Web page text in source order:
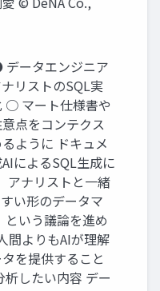
ータエンジニア
リストのSQL実
○ マート仕様書や
点をコンテクス
ように ドキュメ
によるSQL生成に
アナリストと一緒
い形のデータマ
いう議論を進め
間よりもAIが理解
を提供すること
したい内容 デー